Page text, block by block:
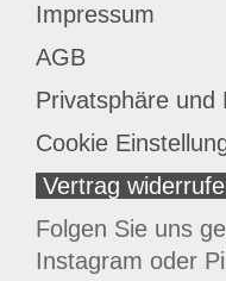
Impressum
AGB
Privatsphäre und
Cookie
Vertrag
Folgen Sie uns
Instagram oder